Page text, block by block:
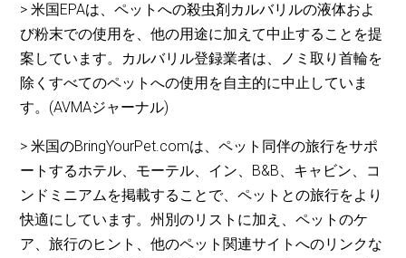
> 米国EPAは、ペットへの殺虫剤カルバリルの液体およ
び粉末での使用を、他の用途に加えて中止することを提
案しています。カルバリル登録業者は、ノミ取り首輪を
除くすべてのペットへの使用を自主的に中止していま
す。(AVMAジャーナル)
> 米国のBringYourPet.comは、ペット同伴の旅行をサポ
ートするホテル、モーテル、イン、B&B、キャビン、コ
ンドミニアムを掲載することで、ペットとの旅行をより
快適にしています。州別のリストに加え、ペットのケ
ア、旅行のヒント、他のペット関連サイトへのリンクな